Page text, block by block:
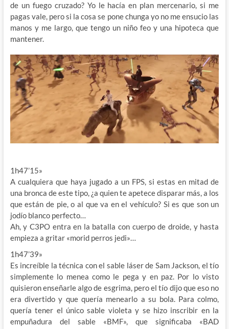
de un fuego cruzado? Yo le hacía en plan mercenario, si me
pagas vale, pero si la cosa se pone chunga yo no me ensucio las
manos y me largo, que tengo un niño feo y una hipoteca que
mantener.
1h47’15»
A cualquiera que haya jugado a un FPS, si estas en mitad de
una bronca de este tipo, ¿a quien te apetece disparar más, a los
que están de pie, o al que va en el vehículo? Si es que son un
jodío blanco perfecto…
Ah, y C3PO entra en la batalla con cuerpo de droide, y hasta
empieza a gritar «morid perros jedi»…
1h47’39»
Es increíble la técnica con el sable láser de Sam Jackson, el tío
simplemente lo menea como le pega y en paz. Por lo visto
quisieron enseñarle algo de esgrima, pero el tío dijo que eso no
era divertido y que quería menearlo a su bola. Para colmo,
quería tener el único sable violeta y se hizo inscribir en la
empuñadura del sable «BMF», que significaba «BAD